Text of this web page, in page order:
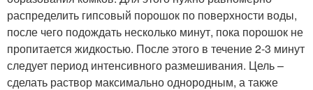
распределить гипсовый порошок по поверхности воды,
после чего подождать несколько минут, пока порошок не
пропитается жидкостью. После этого в течение 2-3 минут
следует период интенсивного размешивания. Цель –
сделать раствор максимально однородным, а также